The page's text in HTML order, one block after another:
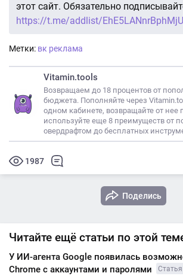
этот сайт. Обязательно
https://t.me/addlist/
Метки: вк реклама
Vitamin.tools
Возвращаем до 18 процентов от
бюджета. Пополняйте через
одном кабинете, возвращайте от нее
используйте еще 8 преимуществ от
овердрафтом до бесплатных
1987
Поделись
Читайте ещё статьи по этой
У ИИ-агента Google появилась
Chrome с аккаунтами и паролями
Статья